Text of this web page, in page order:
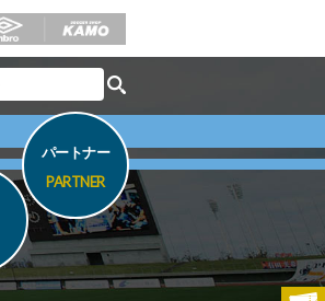
パートナー
PARTNER